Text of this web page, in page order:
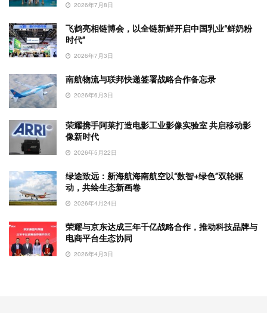
2026年7月8日
飞鹤亮相链博会，以全链新鲜开启中国乳业“鲜奶粉
时代”
2026年7月3日
南航物流与联邦快递签署战略合作备忘录
2026年6月3日
荣耀携手阿莱打造电影工业影像实验室 共启移动影
像新时代
2026年5月22日
绿途致远：新海航海南航空以“数智+绿色”双轮驱
动，共绘生态新画卷
2026年4月24日
荣耀与京东达成三年千亿战略合作，推动科技品牌与
电商平台生态协同
2026年4月3日